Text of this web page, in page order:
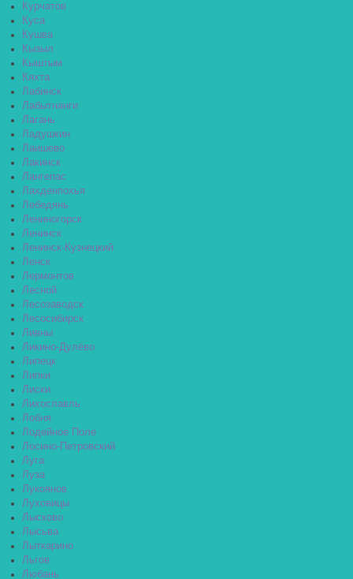
Курчатов
Куса
Кушва
Кызыл
Кыштым
Кяхта
Лабинск
Лабытнанги
Лагань
Ладушкин
Лаишево
Лакинск
Лангепас
Лахденпохья
Лебедянь
Лениногорск
Ленинск
Ленинск-Кузнецкий
Ленск
Лермонтов
Лесной
Лесозаводск
Лесосибирск
Ливны
Ликино-Дулёво
Липецк
Липки
Лиски
Лихославль
Лобня
Лодейное Поле
Лосино-Петровский
Луга
Луза
Лукоянов
Луховицы
Лысково
Лысьва
Лыткарино
Льгов
Любань